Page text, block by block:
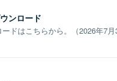
ンロード
ドはこちらから。（2026年7月